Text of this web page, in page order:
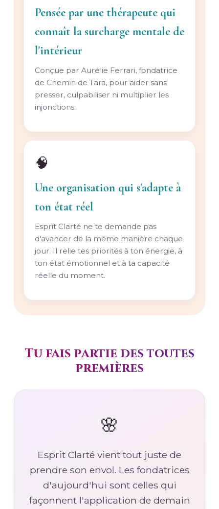
Pensée par une thérapeute qui
connaît la surcharge mentale de
l'intérieur
Conçue par Aurélie Ferrari, fondatrice
de Chemin de Tara, pour aider sans
presser, culpabiliser ni multiplier les
injonctions.
🧠
Une organisation qui s'adapte à
ton état réel
Esprit Clarté ne te demande pas
d'avancer de la même manière chaque
jour. Il relie tes priorités à ton énergie, à
ton état émotionnel et à ta capacité
réelle du moment.
Tu fais partie des toutes
premières
🌸
Esprit Clarté vient tout juste de
prendre son envol. Les fondatrices
d'aujourd'hui sont celles qui
façonnent l'application de demain